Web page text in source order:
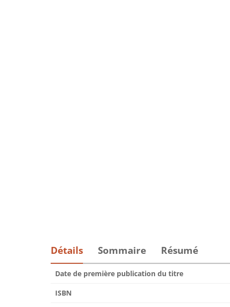
Détails Sommaire Résumé
Date de première publication du titre
ISBN